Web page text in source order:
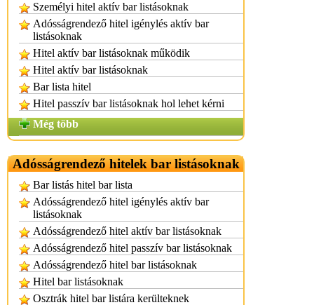
Személyi hitel aktív bar listásoknak
Adósságrendező hitel igénylés aktív bar
listásoknak
Hitel aktív bar listásoknak működik
Hitel aktív bar listásoknak
Bar lista hitel
Hitel passzív bar listásoknak hol lehet kérni
Még több
Adósságrendező hitelek bar listásoknak
Bar listás hitel bar lista
Adósságrendező hitel igénylés aktív bar
listásoknak
Adósságrendező hitel aktív bar listásoknak
Adósságrendező hitel passzív bar listásoknak
Adósságrendező hitel bar listásoknak
Hitel bar listásoknak
Osztrák hitel bar listára kerülteknek